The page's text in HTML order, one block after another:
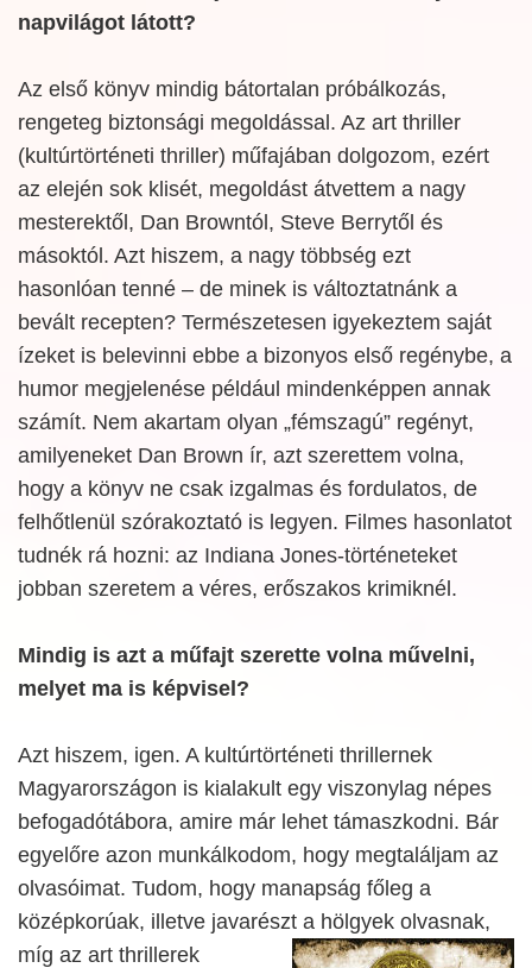
napvilágot látott?
Az első könyv mindig bátortalan próbálkozás,
rengeteg biztonsági megoldással. Az art thriller
(kultúrtörténeti thriller) műfajában dolgozom, ezért
az elején sok klisét, megoldást átvettem a nagy
mesterektől, Dan Browntól, Steve Berrytől és
másoktól. Azt hiszem, a nagy többség ezt
hasonlóan tenné – de minek is változtatnánk a
bevált recepten? Természetesen igyekeztem saját
ízeket is belevinni ebbe a bizonyos első regénybe, a
humor megjelenése például mindenképpen annak
számít. Nem akartam olyan „fémszagú” regényt,
amilyeneket Dan Brown ír, azt szerettem volna,
hogy a könyv ne csak izgalmas és fordulatos, de
felhőtlenül szórakoztató is legyen. Filmes hasonlatot
tudnék rá hozni: az Indiana Jones-történeteket
jobban szeretem a véres, erőszakos krimiknél.
Mindig is azt a műfajt szerette volna művelni,
melyet ma is képvisel?
Azt hiszem, igen. A kultúrtörténeti thrillernek
Magyarországon is kialakult egy viszonylag népes
befogadótábora, amire már lehet támaszkodni. Bár
egyelőre azon munkálkodom, hogy megtaláljam az
olvasóimat. Tudom, hogy manapság főleg a
középkorúak, illetve javarészt a hölgyek olvasnak,
míg az art thrillerek